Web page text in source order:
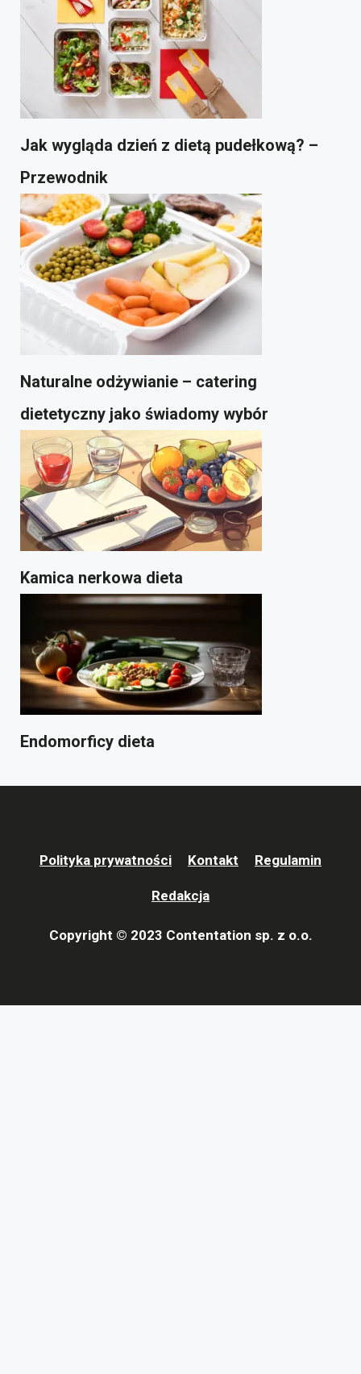
Jak wygląda dzień z dietą pudełkową? –
Przewodnik
Naturalne odżywianie – catering
dietetyczny jako świadomy wybór
Kamica nerkowa dieta
Endomorficy dieta
Polityka prywatności Kontakt Regulamin
Redakcja
Copyright © 2023 Contentation sp. z o.o.